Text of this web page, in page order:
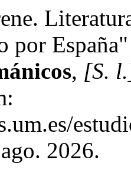
por
, [S.
2026.